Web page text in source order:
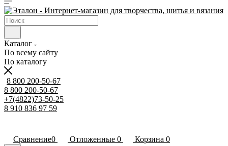
Каталог
По всему сайту
По каталогу
8 800 200-50-67
8 800 200-50-67
+7(4822)73-50-25
8 910 836 97 59
Сравнение0 Отложенные 0 Корзина 0